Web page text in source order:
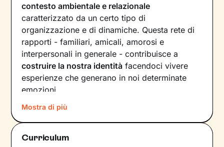
contesto ambientale e relazionale
caratterizzato da un certo tipo di
organizzazione e di dinamiche. Questa rete di
rapporti - familiari, amicali, amorosi e
interpersonali in generale - contribuisce a
costruire la nostra identità facendoci vivere
esperienze che generano in noi determinate
emozioni.
Quando il benessere viene a mancare, la
motivazione è da ricercare proprio all’interno
delle dinamiche relazionali, passate e presenti.
Mostra di più
Curriculum